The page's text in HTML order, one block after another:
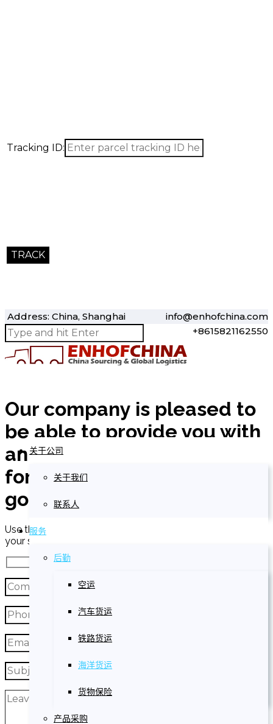
Tracking ID:
Address: China, Shanghai
info@enhofchina.com
+8615821162550
关于公司
关于我们
联系人
服务
后勤
空运
汽车货运
铁路货运
海洋货运
货物保险
产品采购
Our company is pleased to
be able to provide you with
an accurate and timely rate
for the shipping of your
goods.
Use the form below to send us all information pertinent to
your shipment.